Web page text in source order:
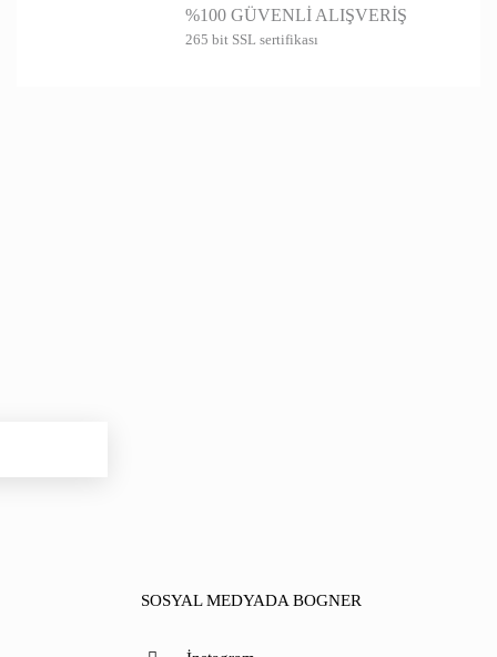
%100 GÜVENLİ ALIŞVERİŞ
265 bit SSL sertifikası
SOSYAL MEDYADA BOGNER